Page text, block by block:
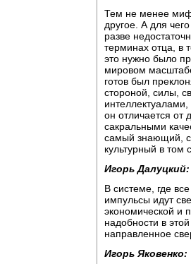
Тем не менее
другое. А для
разве
терминах отца, в
это нужно было
мировом
готов был
стороной, силы,
интеллектуалами,
он отличается от
сакральными
самый знающий,
культурный в том
Игорь Далуцкий:
В системе, где
импульсы идут
экономической и
надобности в
направленное
Игорь Яковенко: